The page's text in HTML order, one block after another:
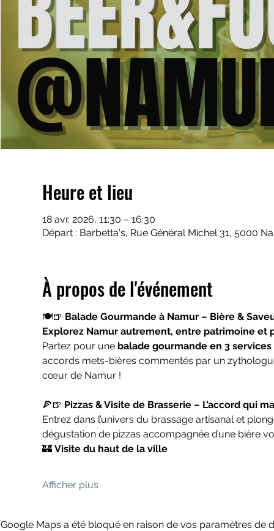
Heure et lieu
18 avr. 2026, 11:30 – 16:30
Départ : Barbetta's, Rue Général Michel 31, 5000
À propos de l'événement
🍽️🍺 Balade Gourmande à Namur – Bière &
Explorez Namur autrement, entre patrimoine et
Partez pour une balade gourmande en 3 services
accords mets-bières commentés par un
cœur de Namur !
🍕🍺 Pizzas & Visite de Brasserie – L’accord qui
Entrez dans l’univers du brassage artisanal et
dégustation de pizzas accompagnée d’une bière
🏰 Visite du haut de la ville
Afficher plus
Google Maps a été bloqué en raison de vos paramètres de